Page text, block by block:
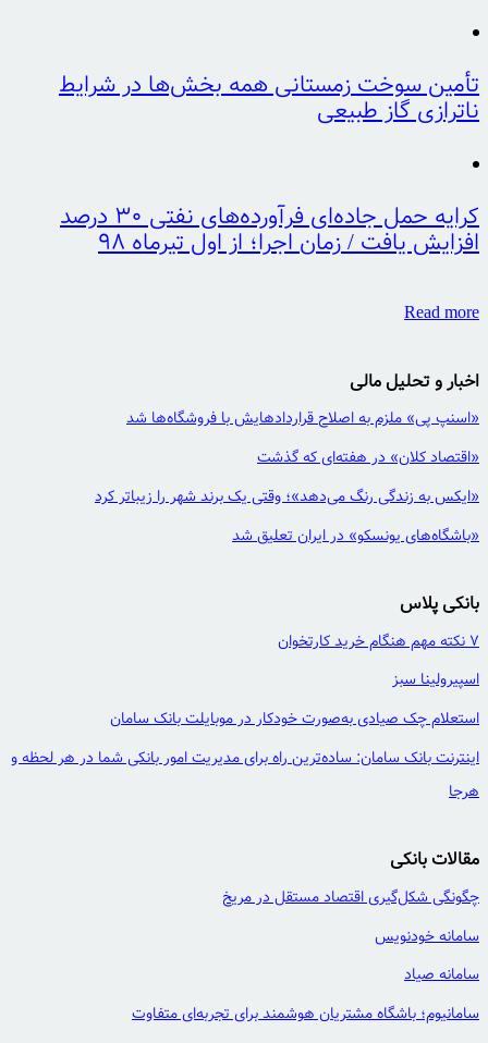
تأمین سوخت زمستانی همه بخش‌ها در شرایط
ناترازی گاز طبیعی
کرایه حمل جاده‌ای فرآورده‌های نفتی ۳۰ درصد
افزایش یافت / زمان اجرا؛ از اول تیرماه ۹۸
Read more
اخبار و تحلیل مالی
«اسنپ پی» ملزم به اصلاح قراردادهایش با فروشگاه‌ها شد
«اقتصاد کلان» در هفته‌ای که گذشت
«ایکس به زندگی رنگ می‌دهد»؛ وقتی یک برند شهر را زیباتر کرد
«باشگاه‌های یونسکو» در ایران تعلیق شد
بانکی پلاس
7 نکته مهم هنگام خرید کارتخوان
اسپیرولینا سبز
استعلام چک صیادی به‌صورت خودکار در موبایلت بانک سامان
اینترنت بانک سامان: ساده‌ترین راه برای مدیریت امور بانکی شما در هر لحظه و
هرجا
مقالات بانکی
چگونگی شکل‌گیری اقتصاد مستقل در مریخ
سامانه خودنویس
سامانه صیاد
سامانیوم؛ باشگاه مشتریان هوشمند برای تجربه‌ای متفاوت